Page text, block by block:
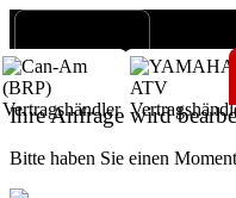
Ihre Anfrage wird
Bitte haben Sie einen